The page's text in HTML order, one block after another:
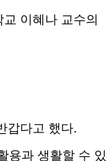
이혜나 교수의
갑다고 했다.
용과 생활할 수 있